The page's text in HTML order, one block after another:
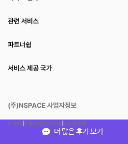
더 많은 후기 보기
관련 서비스
파트너쉽
서비스 제공 국가
(주)NSPACE 사업자정보
이용약관개인정보처리방침운영정책
스페이스클라우드는 통신판매중개자이며 통신판매의